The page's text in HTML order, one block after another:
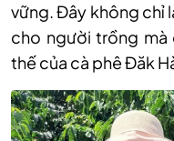
vững. Đây không chỉ
cho người trồng mà
thế của cà phê Đăk